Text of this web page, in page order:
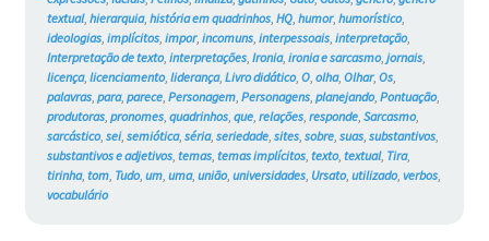
textual, hierarquia, história em quadrinhos, HQ, humor, humorístico,
ideologias, implícitos, impor, incomuns, interpessoais, interpretação,
Interpretação de texto, interpretações, Ironia, ironia e sarcasmo, jornais,
licença, licenciamento, liderança, Livro didático, O, olha, Olhar, Os,
palavras, para, parece, Personagem, Personagens, planejando, Pontuação,
produtoras, pronomes, quadrinhos, que, relações, responde, Sarcasmo,
sarcástico, sei, semiótica, séria, seriedade, sites, sobre, suas, substantivos,
substantivos e adjetivos, temas, temas implícitos, texto, textual, Tira,
tirinha, tom, Tudo, um, uma, união, universidades, Ursato, utilizado, verbos,
vocabulário